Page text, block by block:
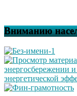
Вниманию